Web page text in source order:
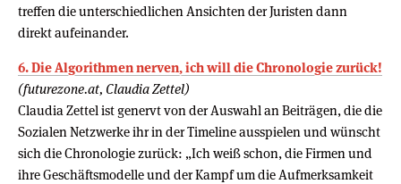
treffen die unterschiedlichen Ansichten der Juristen dann
direkt aufeinander.
6. Die Algorithmen nerven, ich will die Chronologie zurück!
(futurezone.at, Claudia Zettel)
Claudia Zettel ist genervt von der Auswahl an Beiträgen, die die
Sozialen Netzwerke ihr in der Timeline ausspielen und wünscht
sich die Chronologie zurück: „Ich weiß schon, die Firmen und
ihre Geschäftsmodelle und der Kampf um die Aufmerksamkeit